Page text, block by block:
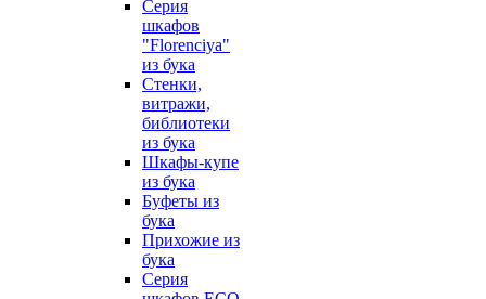
Серия
шкафов
"Florenciya"
из бука
Стенки,
витражи,
библиотеки
из бука
Шкафы-купе
из бука
Буфеты из
бука
Прихожие из
бука
Серия